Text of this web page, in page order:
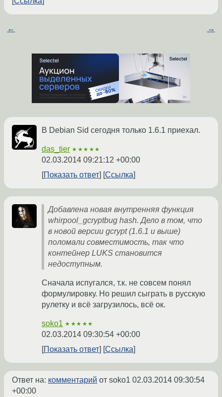
← →
В Debian Sid сегодня только 1.6.1 приехал.
das_tier ★★★★★
02.03.2014 09:21:12 +00:00
Показать ответ
Ссылка
Добавлена новая внутренняя функция
whirpool_gcryptbug hash. Дело в том, что
в новой версии gcrypt (1.6.1 и выше)
поломали совместимость, так что
контейнер LUKS становится
недоступным.
Сначала испугался, т.к. не совсем понял
формулировку. Но решил сыграть в русскую
рулетку и всё загрузилось, всё ок.
soko1 ★★★★★
02.03.2014 09:30:54 +00:00
Показать ответ
Ссылка
Ответ на: комментарий от soko1 02.03.2014 09:30:54
+00:00